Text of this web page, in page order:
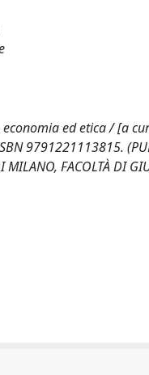
ed etica / [a
9791221113815.
MILANO, FACOLTÀ DI